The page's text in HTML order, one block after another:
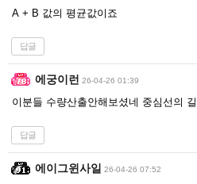
A + B 값의 평균값이죠
답글
에궁이런 26-04-26 01:39
이분들 수량산출안해보셨네 중심선의
답글
에이그윈사일 26-04-26 07:52